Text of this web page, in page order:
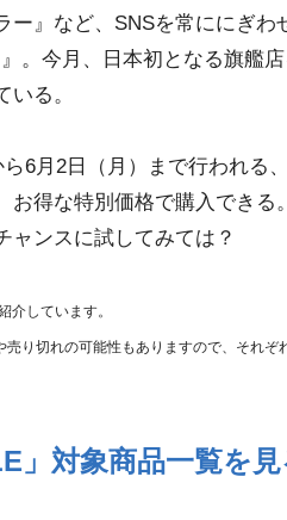
』など、SNSを常ににぎわ
。今月、日本初となる旗艦
る。
6月2日（月）まで行われる
お得な特別価格で購入できる
ャンスに試してみては？
しています。
り切れの可能性もありますので、それぞ
対象商品一覧を見